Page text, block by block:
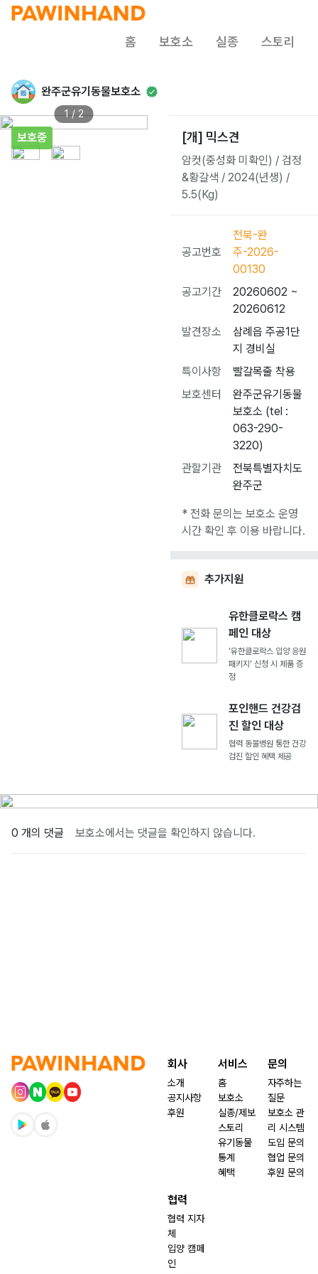
홈 보호소 실종 스토리
완주군유기동물보호소
보호중
1 / 2
[개] 믹스견
암컷(중성화 미확인) / 검정
&황갈색 / 2024(년생) /
5.5(Kg)
공고번호
전북-완
주-2026-
00130
공고기간
20260602 ~
20260612
발견장소
삼례읍 주공1단
지 경비실
특이사항
빨갈목줄 착용
보호센터
완주군유기동물
보호소 (tel :
063-290-
3220)
관할기관
전북특별자치도
완주군
* 전화 문의는 보호소 운영
시간 확인 후 이용 바랍니다.
추가지원
유한클로락스 캠
페인 대상
'유한클로락스 입양 응원
패키지' 신청 시 제품 증
정
포인핸드 건강검
진 할인 대상
협력 동물병원 통한 건강
검진 할인 혜택 제공
0 개의 댓글 보호소에서는 댓글을 확인하지 않습니다.
회사
소개
공지사항
후원
서비스
홈
보호소
실종/제보
스토리
유기동물
통계
혜택
문의
자주하는
질문
보호소 관
리 시스템
도입 문의
협업 문의
후원 문의
협력
협력 지자
체
입양 캠페
인